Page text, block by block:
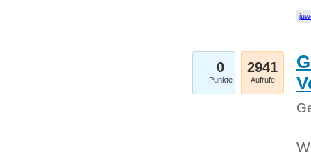
0
Punkte
2941
Aufrufe